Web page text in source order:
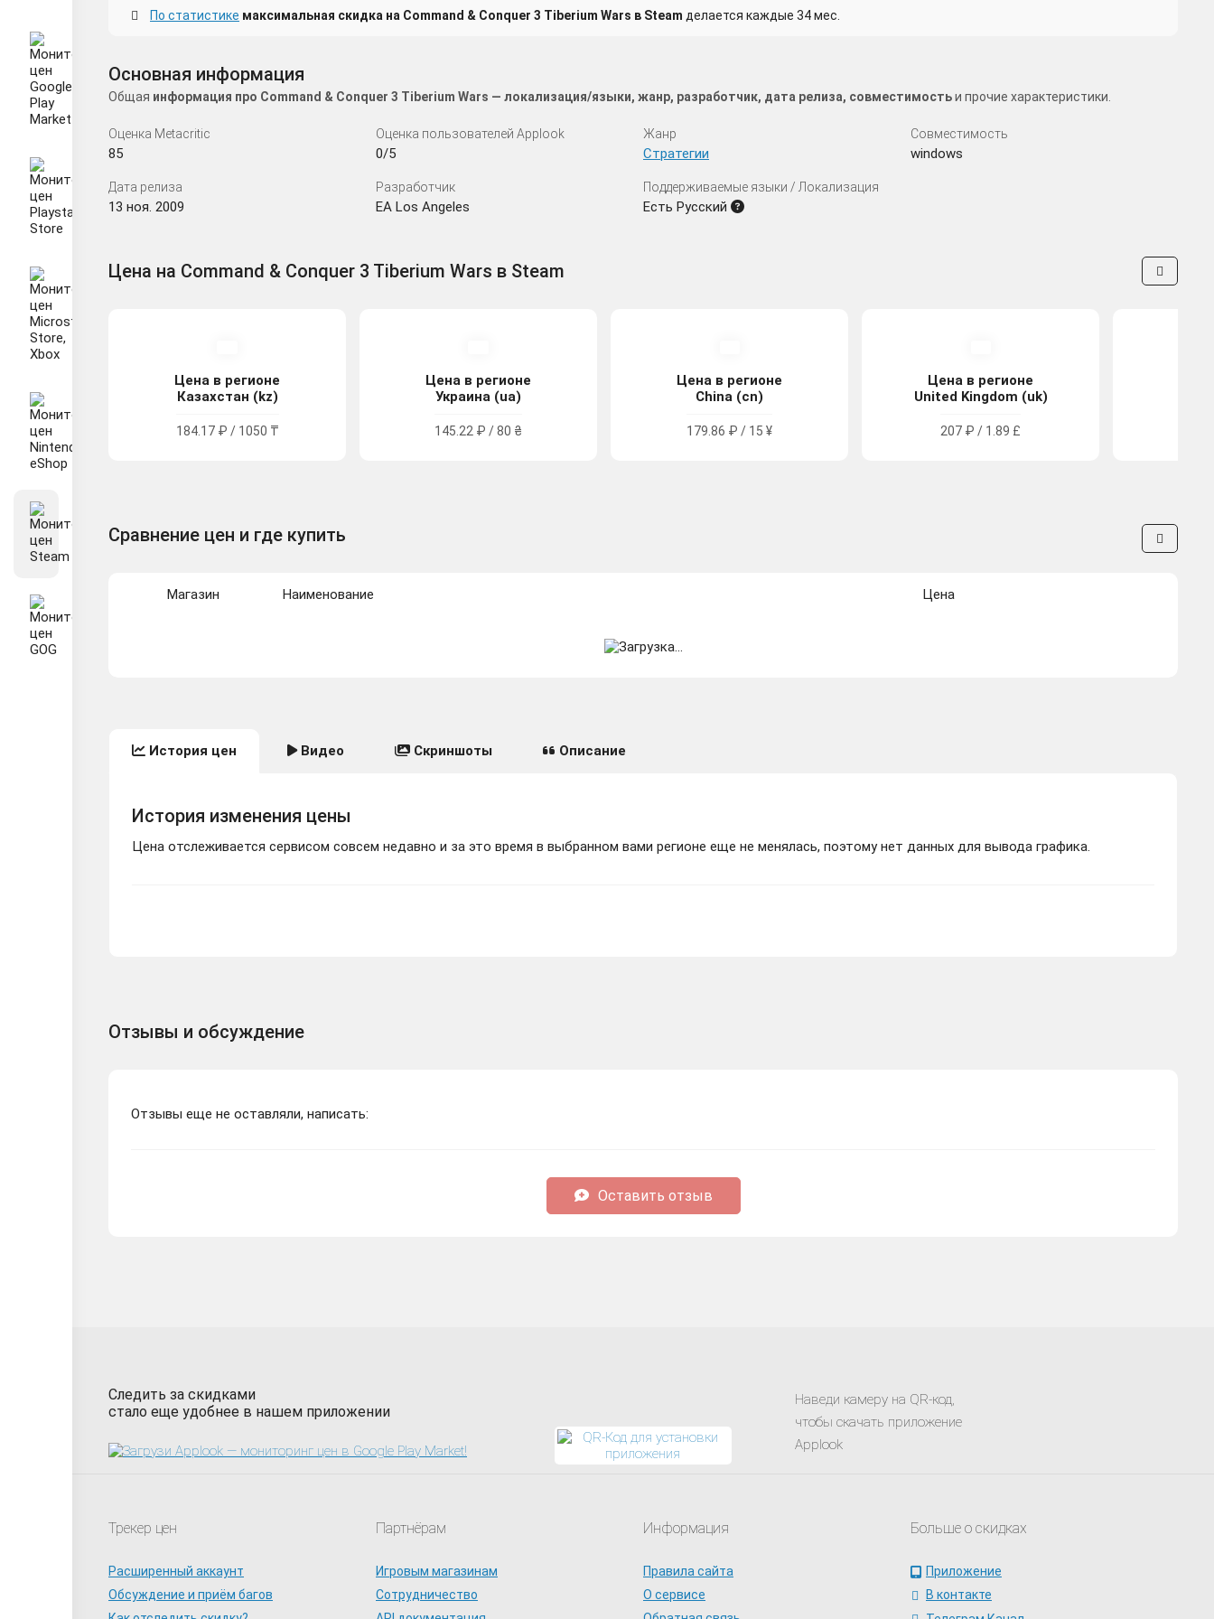
По статистике максимальная скидка на Command & Conquer 3 Tiberium Wars в Steam делается каждые 34 мес.
Основная информация
Общая информация про Command & Conquer 3 Tiberium Wars — локализация/языки, жанр, разработчик, дата релиза, совместимостьи прочие характеристики.
Оценка Metacritic
85
Оценка пользователей Applook
0/5
Жанр
Стратегии
Совместимость
windows
Дата релиза
13 ноя. 2009
Разработчик
EA Los Angeles
Поддерживаемые языки / Локализация
Есть Русский
Цена на Command & Conquer 3 Tiberium Wars в Steam
Цена в регионе
Казахстан (kz)
184.17 ₽ / 1050 ₸
Цена в регионе
Украина (ua)
145.22 ₽ / 80 ₴
Цена в регионе
China (cn)
179.86 ₽ / 15 ¥
Цена в регионе
United Kingdom (uk)
207 ₽ / 1.89 £
Сравнение цен и где купить
Магазин Наименование Цена
История цен Видео Скриншоты Описание
История изменения цены
Цена отслеживается сервисом совсем недавно и за это время в выбранном вами регионе еще не менялась, поэтому нет данных для вывода графика.
Отзывы и обсуждение
Отзывы еще не оставляли, написать:
Оставить отзыв
Следить за скидками
стало еще удобнее в нашем приложении
Наведи камеру на QR-код,
чтобы скачать приложение
Applook
Трекер цен
Расширенный аккаунт
Обсуждение и приём багов
Партнёрам
Игровым магазинам
Сотрудничество
Информация
Правила сайта
О сервисе
Больше о скидках
Приложение
В контакте